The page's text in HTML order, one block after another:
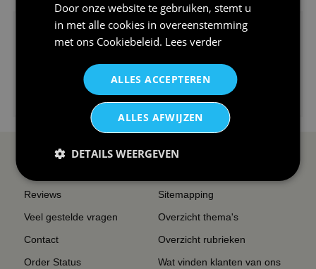
I love korfbal t-shirt sport s...
SERVICE EN INFO
Reviews
Veel gestelde vragen
Contact
Order Status
Sitemapping
Overzicht thema's
Overzicht rubrieken
Wat vinden klanten van ons
Door onze website te gebruiken, stemt u
in met alle cookies in overeenstemming
met ons Cookiebeleid. Lees verder
ALLES ACCEPTEREN
ALLES AFWIJZEN
DETAILS WEERGEVEN